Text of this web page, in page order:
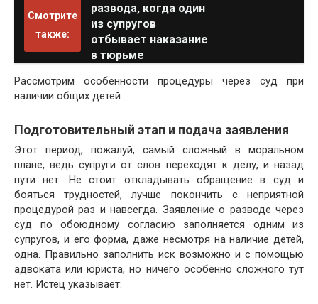
Смотрите
также:
развода, когда один
из супругов
отбывает наказание
в тюрьме
Рассмотрим особенности процедуры через суд при
наличии общих детей.
Подготовительный этап и подача заявления
Этот период, пожалуй, самый сложный в моральном
плане, ведь супруги от слов переходят к делу, и назад
пути нет. Не стоит откладывать обращение в суд и
бояться трудностей, лучше покончить с неприятной
процедурой раз и навсегда. Заявление о разводе через
суд по обоюдному согласию заполняется одним из
супругов, и его форма, даже несмотря на наличие детей,
одна. Правильно заполнить иск возможно и с помощью
адвоката или юриста, но ничего особенно сложного тут
нет. Истец указывает: